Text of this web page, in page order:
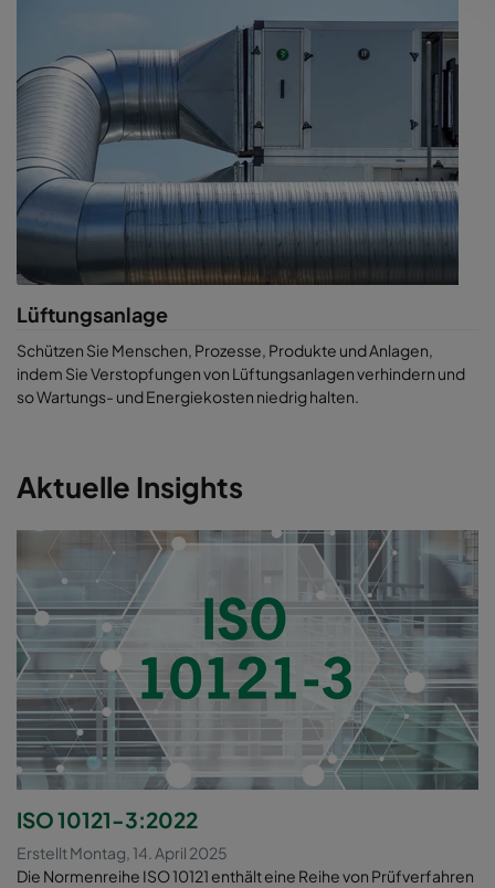
Lüftungsanlage
Schützen Sie Menschen, Prozesse, Produkte und Anlagen,
indem Sie Verstopfungen von Lüftungsanlagen verhindern und
so Wartungs- und Energiekosten niedrig halten.
Aktuelle Insights
ISO 10121-3:2022
Erstellt Montag, 14. April 2025
Die Normenreihe ISO 10121 enthält eine Reihe von Prüfverfahren